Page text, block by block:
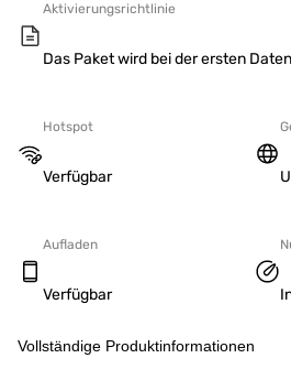
Aktivierungsrichtlinie
Das Paket wird bei der ersten
Hotspot
Verfügbar
Aufladen
Verfügbar
Vollständige Produktinformationen